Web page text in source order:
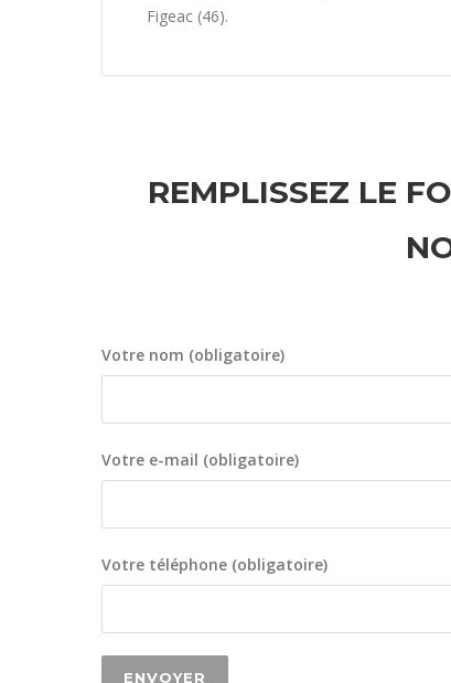
Figeac (46).
REMPLISSEZ LE
Votre nom (obligatoire)
Votre e-mail (obligatoire)
Votre téléphone (obligatoire)